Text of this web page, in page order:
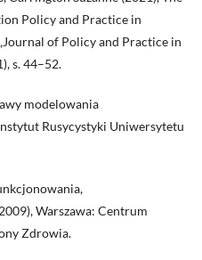
Policy and Practice in
of Policy and Practice in
s. 44–52.
modelowania
Rusycystyki Uniwersytetu
Warszawa: Centrum
Zdrowia.